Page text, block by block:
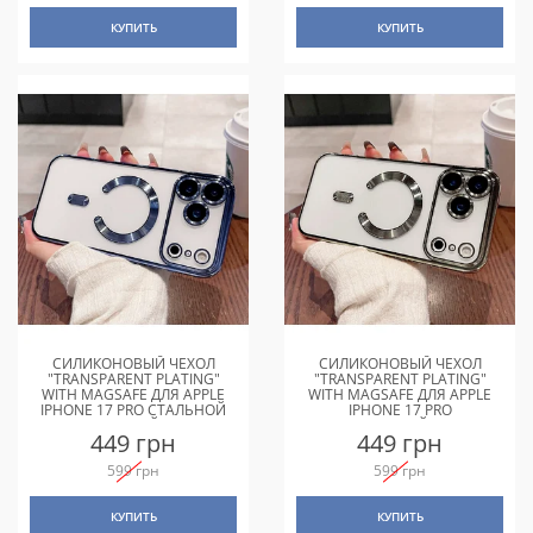
КУПИТЬ КУПИТЬ
СИЛИКОНОВЫЙ ЧЕХОЛ
"TRANSPARENT PLATING"
WITH MAGSAFE ДЛЯ APPLE
IPHONE 17 PRO СТАЛЬНОЙ
СИНИЙ
449 грн
599 грн
КУПИТЬ
СИЛИКОНОВЫЙ ЧЕХОЛ
"TRANSPARENT PLATING"
WITH MAGSAFE ДЛЯ APPLE
IPHONE 17 PRO
НАТУРАЛЬНЫЙ ТИТАН
449 грн
599 грн
КУПИТЬ